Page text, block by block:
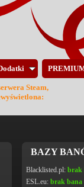
Steam,
BAZY
Blacklisted.pl: brak
ESL.eu: brak bana